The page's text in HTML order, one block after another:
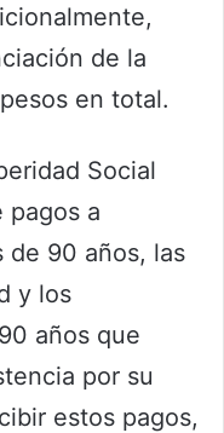
de la
en total.
Social
pagos a
de 90 años, las
y los
años que
por su
estos pagos,